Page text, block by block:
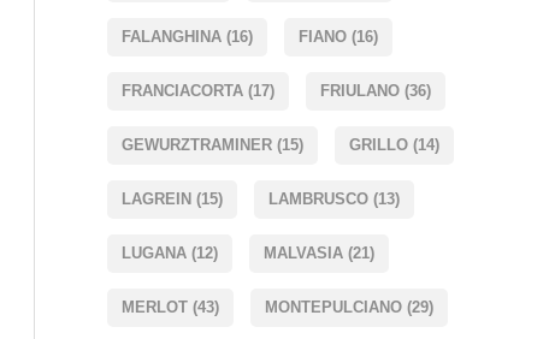
FALANGHINA (16) FIANO (16)
FRANCIACORTA (17) FRIULANO (36)
GEWURZTRAMINER (15) GRILLO (14)
LAGREIN (15) LAMBRUSCO (13)
LUGANA (12) MALVASIA (21)
MERLOT (43) MONTEPULCIANO (29)